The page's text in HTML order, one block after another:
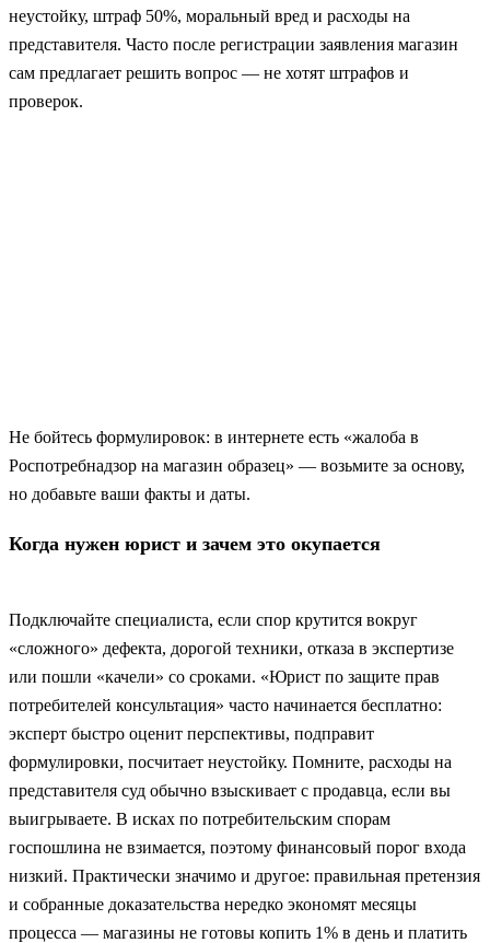
неустойку, штраф 50%, моральный вред и расходы на
представителя. Часто после регистрации заявления магазин
сам предлагает решить вопрос — не хотят штрафов и
проверок.
Не бойтесь формулировок: в интернете есть «жалоба в
Роспотребнадзор на магазин образец» — возьмите за основу,
но добавьте ваши факты и даты.
Когда нужен юрист и зачем это окупается
Подключайте специалиста, если спор крутится вокруг
«сложного» дефекта, дорогой техники, отказа в экспертизе
или пошли «качели» со сроками. «Юрист по защите прав
потребителей консультация» часто начинается бесплатно:
эксперт быстро оценит перспективы, подправит
формулировки, посчитает неустойку. Помните, расходы на
представителя суд обычно взыскивает с продавца, если вы
выигрываете. В исках по потребительским спорам
госпошлина не взимается, поэтому финансовый порог входа
низкий. Практически значимо и другое: правильная претензия
и собранные доказательства нередко экономят месяцы
процесса — магазины не готовы копить 1% в день и платить